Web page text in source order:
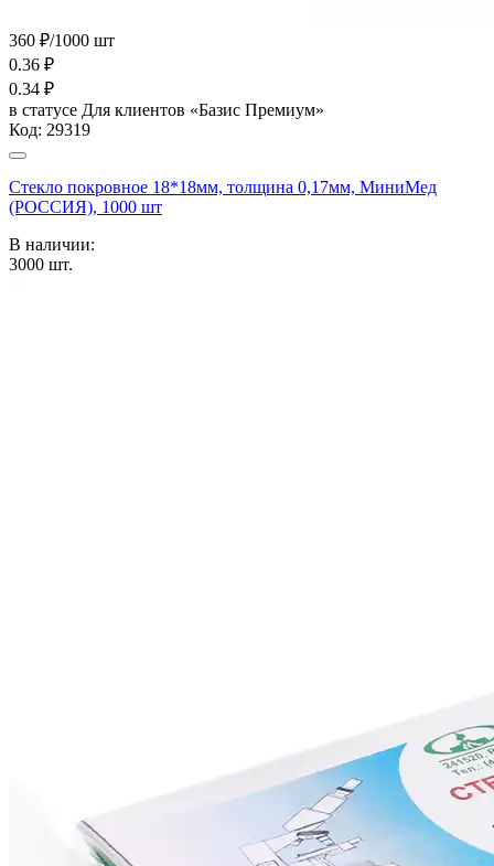
360 ₽/1000 шт
0.36 ₽
0.34 ₽
в статусе Для клиентов «Базис Премиум»
Код: 29319
Стекло покровное 18*18мм, толщина 0,17мм, МиниМед
(РОССИЯ), 1000 шт
В наличии:
3000 шт.